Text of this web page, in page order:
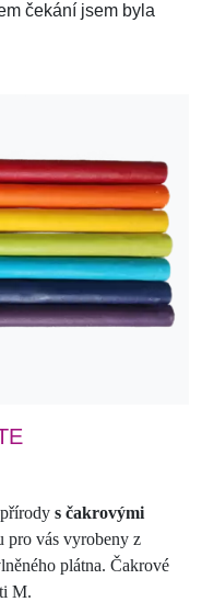
čekání jsem byla
s čakrovými
pro vás vyrobeny z
plátna. Čakrové
M.